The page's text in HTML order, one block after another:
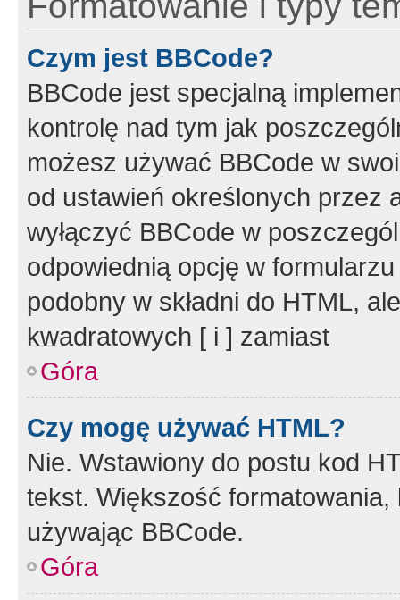
Czym jest BBCode?
BBCode jest specjalną
kontrolę nad tym jak
możesz używać BBCode w
od ustawień określonych przez
wyłączyć BBCode w
odpowiednią opcję w
podobny w składni do HTML,
kwadratowych [ i ] zamiast
Góra
Czy mogę używać HTML?
Nie. Wstawiony do postu kod
tekst. Większość
używając BBCode.
Góra